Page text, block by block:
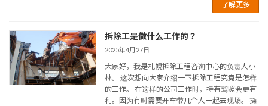
了解更多
拆除工是做什么工作的？
2025年4月27日
大家好，我是札幌拆除工程咨询中心的负责人小
林。 这次想向大家介绍一下拆除工程究竟是怎样
的工作。 在这样的公司工作时，持有驾照会更有
利。因为有时需要开车带几个人一起去现场。 操